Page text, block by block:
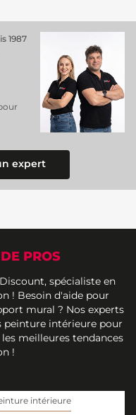
1987
expert
DE PROS
spécialiste en
! Besoin d'aide pour
mural ? Nos experts
peinture intérieure pour
meilleures tendances
!
intérieure